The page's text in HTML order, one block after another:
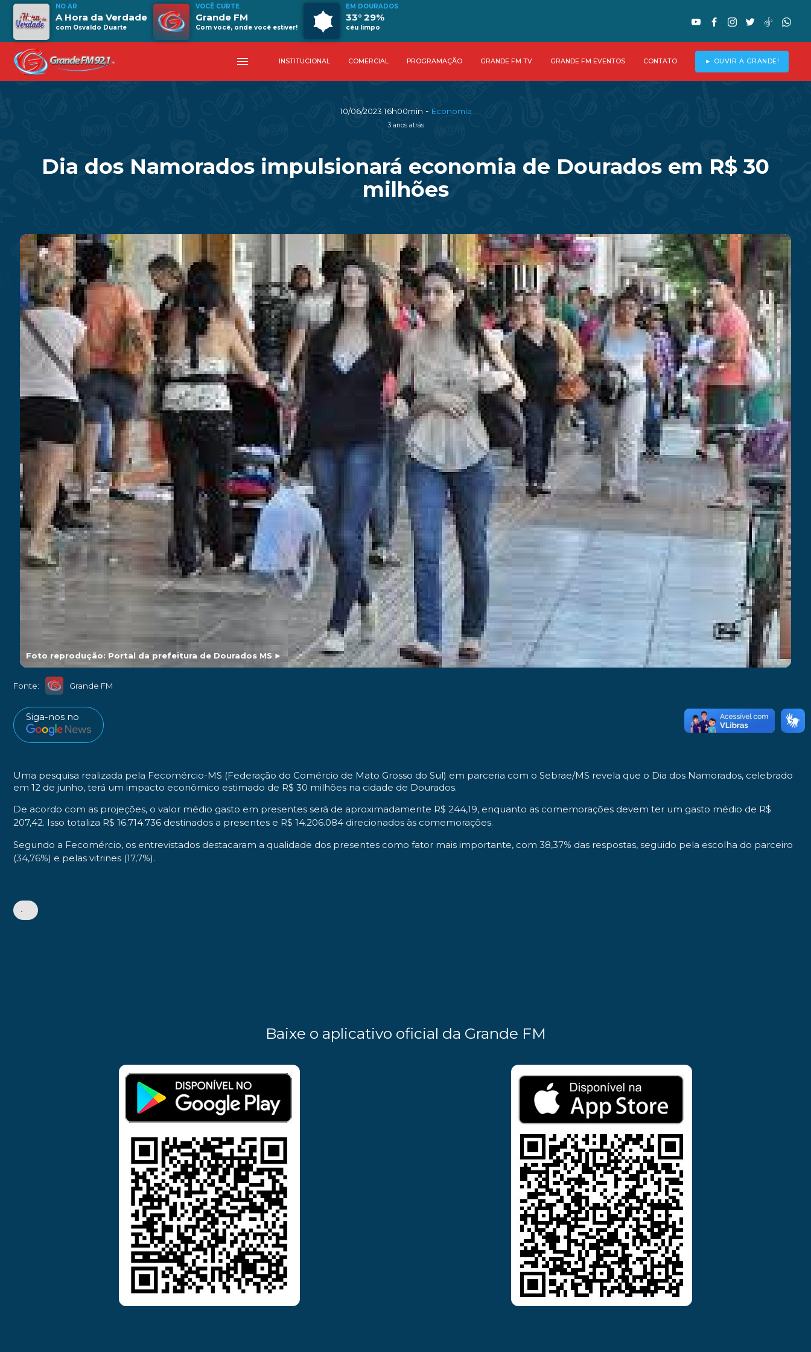
NO AR
A Hora da Verdade
com Osvaldo Duarte
VOCÊ CURTE
Grande FM
Com você, onde você estiver!
EM DOURADOS
33° 29%
céu limpo
menu INSTITUCIONAL COMERCIAL PROGRAMAÇÃO GRANDE FM TV GRANDE FM EVENTOS CONTATO ► OUVIR A GRANDE!
10/06/2023 16h00min - Economia
3 anos atrás
Dia dos Namorados impulsionará economia de Dourados em R$ 30
milhões
Foto reprodução: Portal da prefeitura de Dourados MS ►
Fonte: Grande FM
Siga-nos no
Uma pesquisa realizada pela Fecomércio-MS (Federação do Comércio de Mato Grosso do Sul) em parceria com o Sebrae/MS revela que o Dia dos Namorados, celebrado
em 12 de junho, terá um impacto econômico estimado de R$ 30 milhões na cidade de Dourados.
De acordo com as projeções, o valor médio gasto em presentes será de aproximadamente R$ 244,19, enquanto as comemorações devem ter um gasto médio de R$
207,42. Isso totaliza R$ 16.714.736 destinados a presentes e R$ 14.206.084 direcionados às comemorações.
Segundo a Fecomércio, os entrevistados destacaram a qualidade dos presentes como fator mais importante, com 38,37% das respostas, seguido pela escolha do parceiro
(34,76%) e pelas vitrines (17,7%).
•
Baixe o aplicativo oficial da Grande FM